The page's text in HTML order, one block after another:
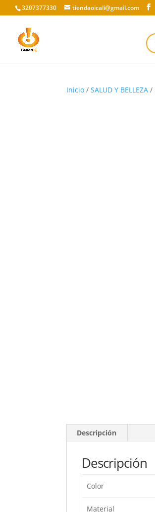
3207377330 tiendaoicali@gmail.com
de
Inicio /SALUD Y BELLEZA /
Descripción
Descripción
Color
Material